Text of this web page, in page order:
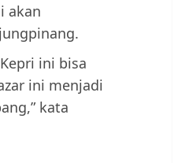
akan
ini bisa
ini menjadi
kata